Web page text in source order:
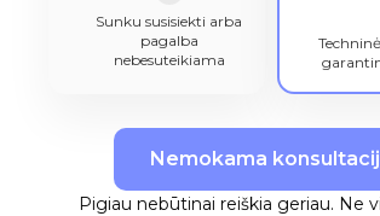
Sunku susisiekti arba
pagalba
nebesuteikiama
Nemokama
Pigiau nebūtinai reiškia geriau. Ne